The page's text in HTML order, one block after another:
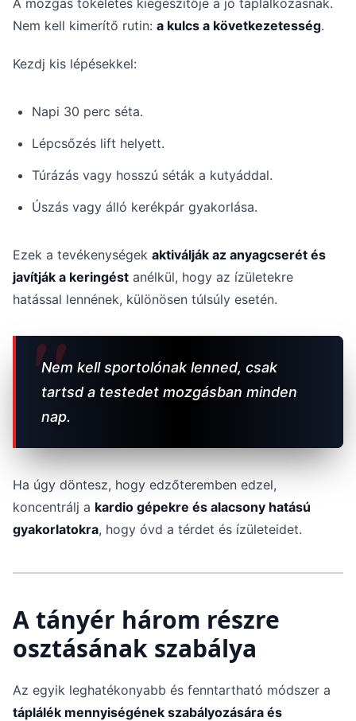
A mozgás tökéletes kiegészítője a jó táplálkozásnak.
Nem kell kimerítő rutin: a kulcs a következetesség.
Kezdj kis lépésekkel:
Napi 30 perc séta.
Lépcsőzés lift helyett.
Túrázás vagy hosszú séták a kutyáddal.
Úszás vagy álló kerékpár gyakorlása.
Ezek a tevékenységek aktiválják az anyagcserét és
javítják a keringést anélkül, hogy az ízületekre
hatással lennének, különösen túlsúly esetén.
Nem kell sportolónak lenned, csak
tartsd a testedet mozgásban minden
nap.
Ha úgy döntesz, hogy edzőteremben edzel,
koncentrálj a kardio gépekre és alacsony hatású
gyakorlatokra, hogy óvd a térdet és ízületeidet.
A tányér három részre
osztásának szabálya
Az egyik leghatékonyabb és fenntartható módszer a
táplálék mennyiségének szabályozására és